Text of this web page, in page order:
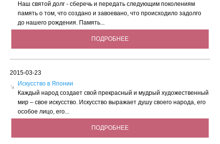
Наш святой долг - сберечь и передать следующим поколениям
память о том, что создано и завоевано, что происходило задолго
до нашего рождения. Память...
ПОДРОБНЕЕ
2015-03-23
Искусство в Японии
Каждый народ создает свой прекрасный и мудрый художественный
мир – свое искусство. Искусство выражает душу своего народа, его
особое лицо, его...
ПОДРОБНЕЕ